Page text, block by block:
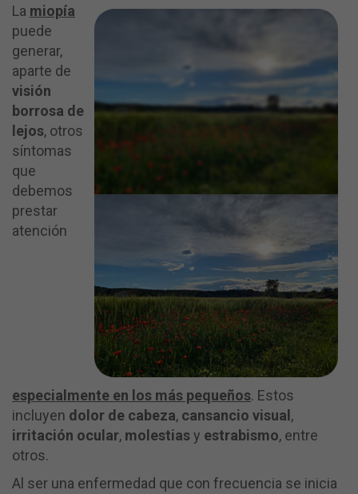
La miopía
puede
generar,
aparte de
visión
borrosa de
lejos, otros
síntomas
que
debemos
prestar
atención
especialmente en los más pequeños. Estos
incluyen dolor de cabeza, cansancio visual ,
irritación ocular, molestiasy estrabismo, entre
otros.
Al ser una enfermedad que con frecuencia se inicia